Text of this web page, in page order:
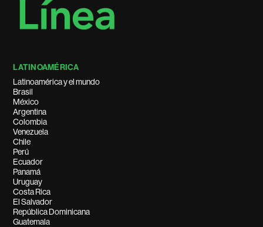
LATINOAMÉRICA
Latinoamérica y el mundo
Brasil
México
Argentina
Colombia
Venezuela
Chile
Perú
Ecuador
Panamá
Uruguay
Costa Rica
El Salvador
República Dominicana
Guatemala